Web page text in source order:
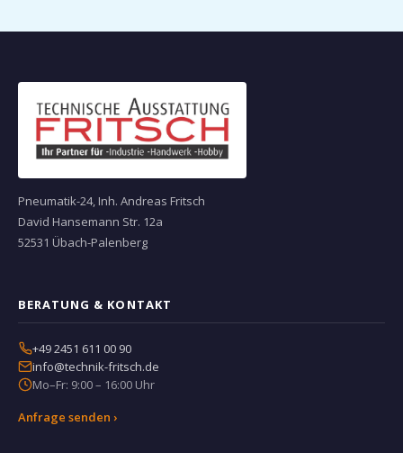
Pneumatik-24, Inh. Andreas Fritsch
David Hansemann Str. 12a
52531 Übach-Palenberg
BERATUNG & KONTAKT
+49 2451 611 00 90
info@technik-fritsch.de
Mo–Fr: 9:00 – 16:00 Uhr
Anfrage senden ›